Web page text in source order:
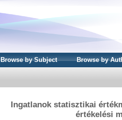
Browse by Subject Browse by
Ingatlanok statisztikai
értékelési